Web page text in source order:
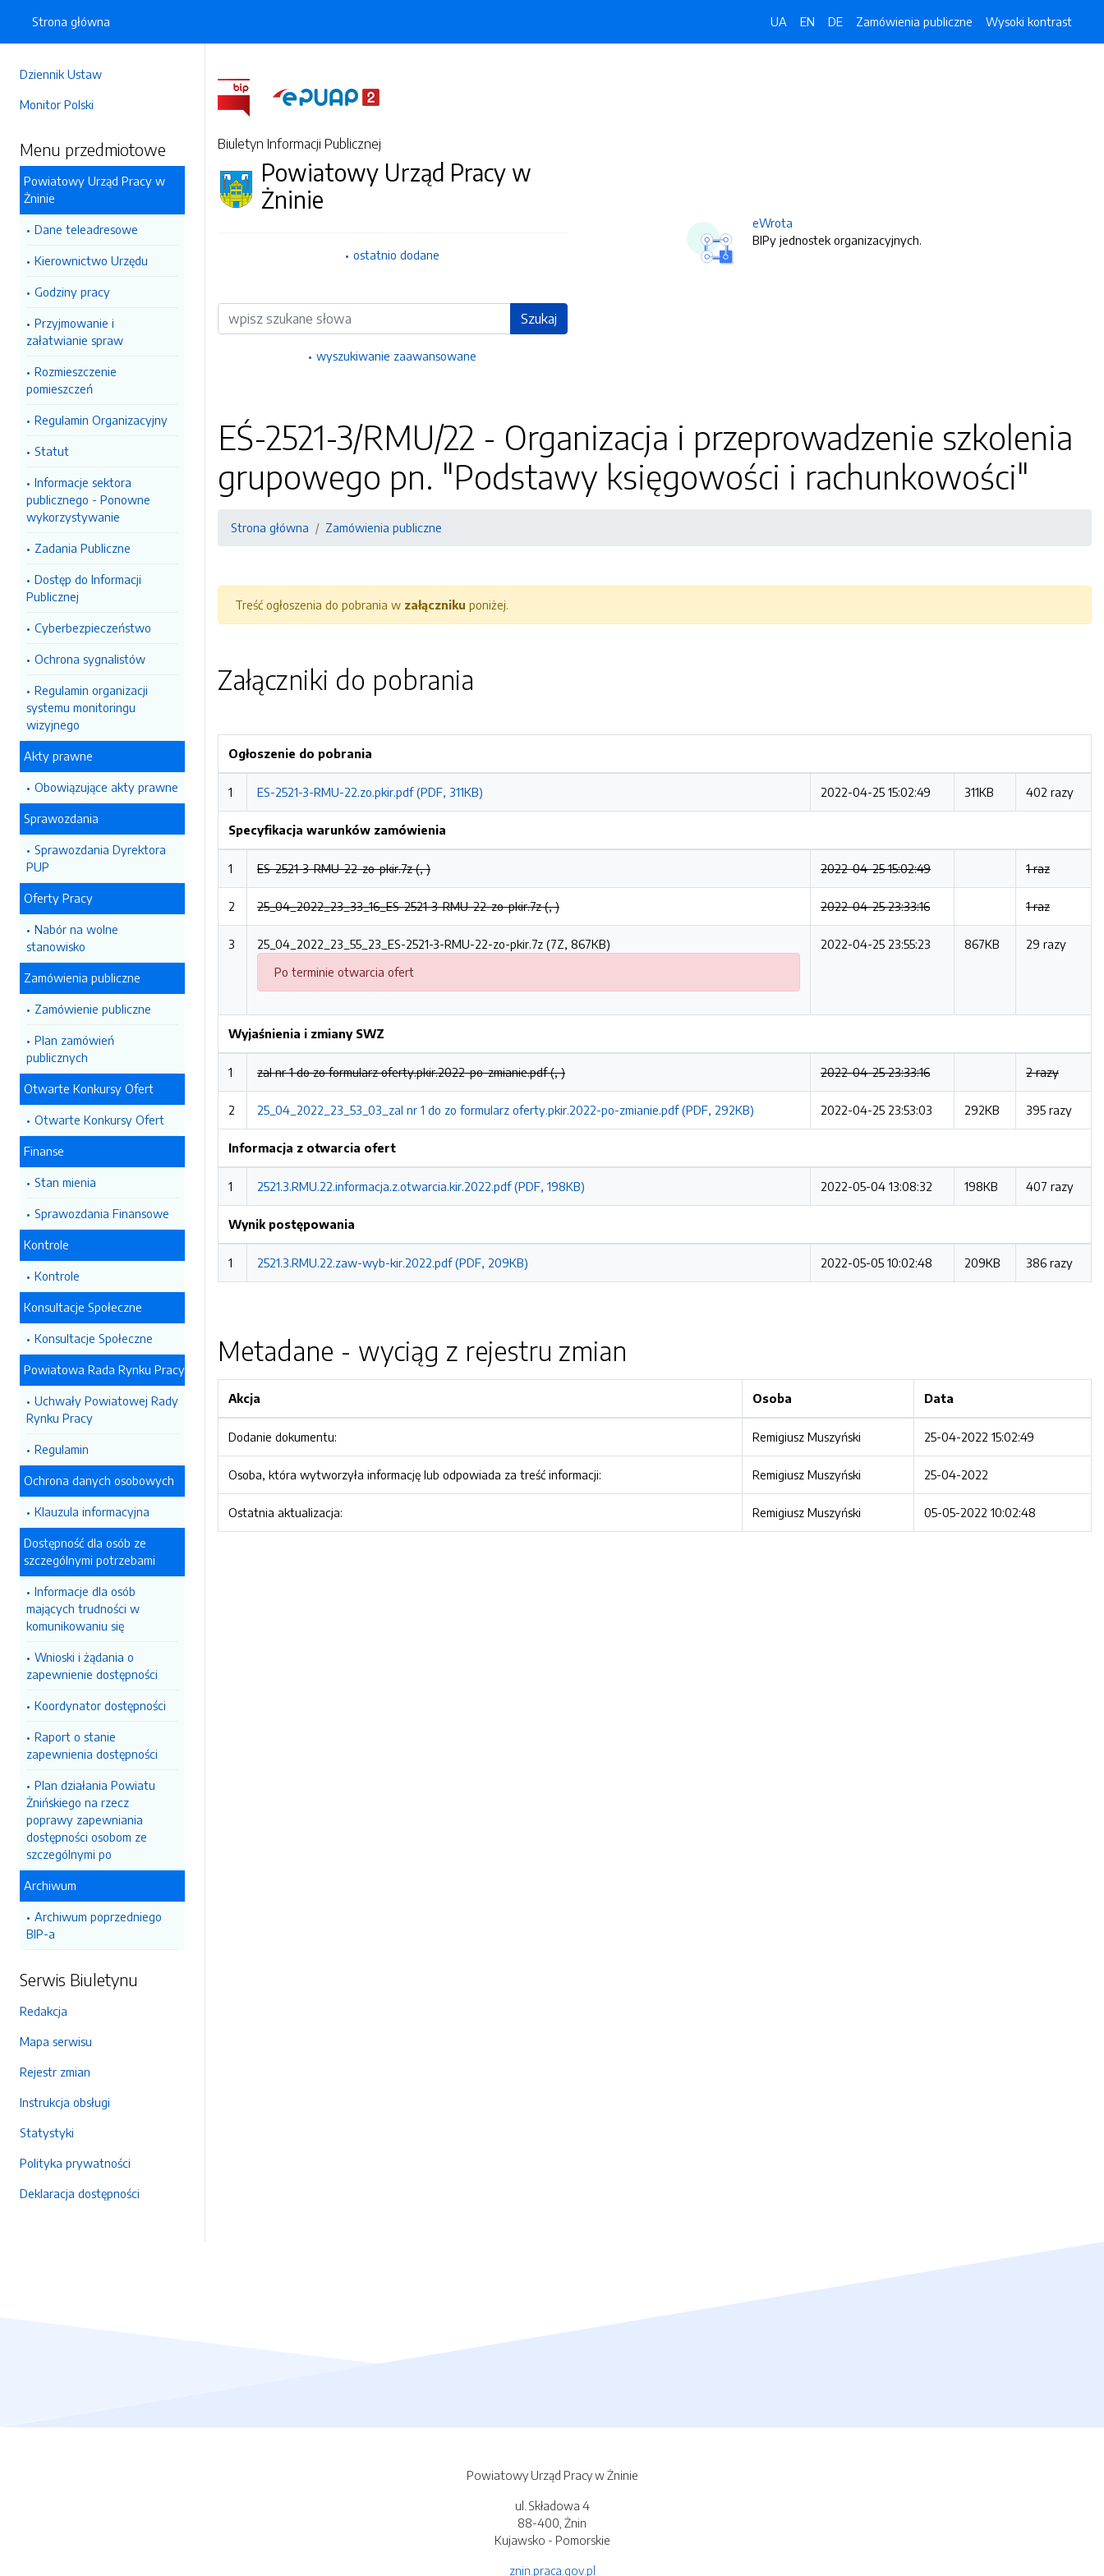
Dziennik Ustaw
Monitor Polski
Menu przedmiotowe
Powiatowy Urząd Pracy w
Żninie
Dane teleadresowe
Kierownictwo Urzędu
Godziny pracy
Przyjmowanie i
załatwianie spraw
Rozmieszczenie
pomieszczeń
Regulamin Organizacyjny
Statut
Informacje sektora
publicznego - Ponowne
wykorzystywanie
Zadania Publiczne
Dostęp do Informacji
Publicznej
Cyberbezpieczeństwo
Ochrona sygnalistów
Regulamin organizacji
systemu monitoringu
wizyjnego
Akty prawne
Obowiązujące akty prawne
Sprawozdania
Sprawozdania Dyrektora
PUP
Oferty Pracy
Nabór na wolne
stanowisko
Zamówienia publiczne
Zamówienie publiczne
Plan zamówień
publicznych
Otwarte Konkursy Ofert
Otwarte Konkursy Ofert
Finanse
Stan mienia
Sprawozdania Finansowe
Kontrole
Kontrole
Konsultacje Społeczne
Konsultacje Społeczne
Powiatowa Rada Rynku Pracy
Uchwały Powiatowej Rady
Rynku Pracy
Regulamin
Ochrona danych osobowych
Klauzula informacyjna
Dostępność dla osób ze
szczególnymi potrzebami
Informacje dla osób
mających trudności w
komunikowaniu się
Wnioski i żądania o
zapewnienie dostępności
Koordynator dostępności
Raport o stanie
zapewnienia dostępności
Plan działania Powiatu
Żnińskiego na rzecz
poprawy zapewniania
dostępności osobom ze
szczególnymi po
Archiwum
Archiwum poprzedniego
BIP-a
Serwis Biuletynu
Redakcja
Mapa serwisu
Rejestr zmian
Instrukcja obsługi
Statystyki
Polityka prywatności
Deklaracja dostępności
Strona główna UA EN DE Zamówienia publiczne Wysoki kontrast
Biuletyn Informacji Publicznej
Powiatowy Urząd Pracy w
Żninie
ostatnio dodane
Wyszukiwarka Szukaj
wyszukiwanie zaawansowane
eWrota
BIPy jednostek organizacyjnych.
EŚ-2521-3/RMU/22 - Organizacja i przeprowadzenie szkolenia
grupowego pn. "Podstawy księgowości i rachunkowości"
Strona główna Zamówienia publiczne
Treść ogłoszenia do pobrania w załączniku poniżej.
Załączniki do pobrania
Ogłoszenie do pobrania
1 ES-2521-3-RMU-22.zo.pkir.pdf (PDF, 311KB) 2022-04-25 15:02:49 311KB 402 razy
Specyfikacja warunków zamówienia
1 ES-2521-3-RMU-22-zo-pkir.7z (, ) 2022-04-25 15:02:49 1 raz
2 25_04_2022_23_33_16_ES-2521-3-RMU-22-zo-pkir.7z (, ) 2022-04-25 23:33:16 1 raz
3
25_04_2022_23_55_23_ES-2521-3-RMU-22-zo-pkir.7z (7Z, 867KB)
Po terminie otwarcia ofert
2022-04-25 23:55:23 867KB 29 razy
Wyjaśnienia i zmiany SWZ
1 zal nr 1 do zo formularz oferty.pkir.2022-po-zmianie.pdf (, ) 2022-04-25 23:33:16 2 razy
2 25_04_2022_23_53_03_zal nr 1 do zo formularz oferty.pkir.2022-po-zmianie.pdf (PDF, 292KB) 2022-04-25 23:53:03 292KB 395 razy
Informacja z otwarcia ofert
1 2521.3.RMU.22.informacja.z.otwarcia.kir.2022.pdf (PDF, 198KB) 2022-05-04 13:08:32 198KB 407 razy
Wynik postępowania
1 2521.3.RMU.22.zaw-wyb-kir.2022.pdf (PDF, 209KB) 2022-05-05 10:02:48 209KB 386 razy
Metadane - wyciąg z rejestru zmian
Akcja Osoba Data
Dodanie dokumentu: Remigiusz Muszyński 25-04-2022 15:02:49
Osoba, która wytworzyła informację lub odpowiada za treść informacji: Remigiusz Muszyński 25-04-2022
Ostatnia aktualizacja: Remigiusz Muszyński 05-05-2022 10:02:48
Powiatowy Urząd Pracy w Żninie
ul. Składowa 4
88-400, Żnin
Kujawsko - Pomorskie
znin.praca.gov.pl